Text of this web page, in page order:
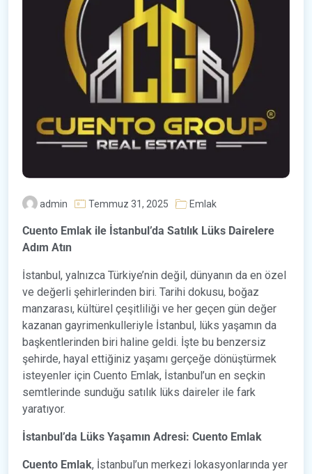
admin Temmuz 31, 2025 Emlak
Cuento Emlak ile İstanbul’da Satılık Lüks Dairelere
Adım Atın
İstanbul, yalnızca Türkiye’nin değil, dünyanın da en özel
ve değerli şehirlerinden biri. Tarihi dokusu, boğaz
manzarası, kültürel çeşitliliği ve her geçen gün değer
kazanan gayrimenkulleriyle İstanbul, lüks yaşamın da
başkentlerinden biri haline geldi. İşte bu benzersiz
şehirde, hayal ettiğiniz yaşamı gerçeğe dönüştürmek
isteyenler için Cuento Emlak, İstanbul’un en seçkin
semtlerinde sunduğu satılık lüks daireler ile fark
yaratıyor.
İstanbul’da Lüks Yaşamın Adresi: Cuento Emlak
Cuento Emlak, İstanbul’un merkezi lokasyonlarında yer